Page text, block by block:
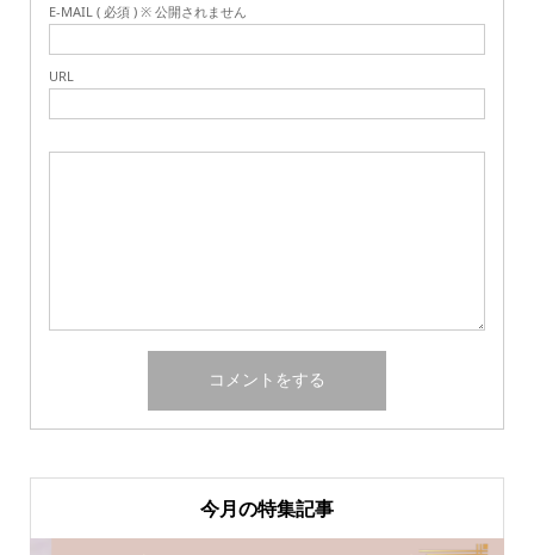
E-MAIL ( 必須 ) ※ 公開されません
URL
今月の特集記事